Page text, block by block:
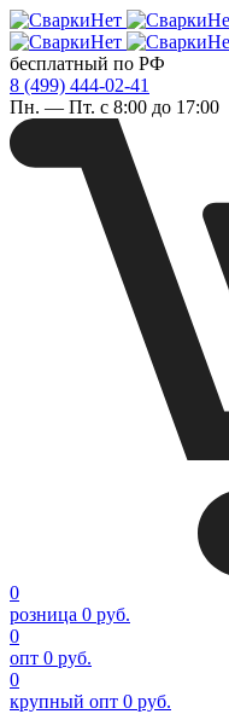
бесплатный по РФ
8 (499) 444-02-41
Пн. — Пт. с 8:00 до 17:00
0
розница 0 руб.
0
опт 0 руб.
0
крупный опт 0 руб.